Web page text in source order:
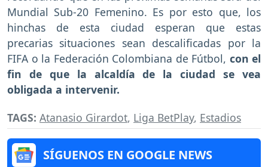
Mundial Sub-20 Femenino. Es por esto que, los
hinchas de esta ciudad esperan que estas
precarias situaciones sean descalificadas por la
FIFA o la Federación Colombiana de Fútbol, con el
fin de que la alcaldía de la ciudad se vea
obligada a intervenir.
TAGS: Atanasio Girardot, Liga BetPlay, Estadios
SÍGUENOS EN GOOGLE NEWS